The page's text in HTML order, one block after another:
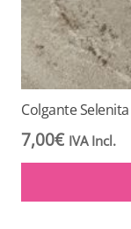
Colgante Selenita
7,00€ IVA Incl.